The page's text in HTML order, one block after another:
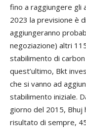
fino a raggiungere gli
2023 la previsione è
aggiungeranno
negoziazione) altri
stabilimento di carbon
quest’ultimo, Bkt
che si vanno ad
stabilimento iniziale.
giorno del 2015, Bhuj
risultato di sempre,